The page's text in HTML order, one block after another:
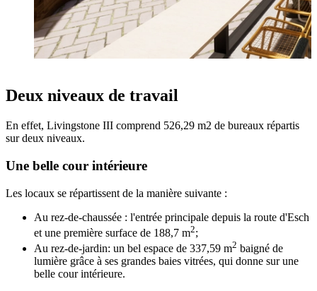
Deux niveaux de travail
En effet, Livingstone III comprend 526,29 m2 de bureaux répartis
sur deux niveaux.
Une belle cour intérieure
Les locaux se répartissent de la manière suivante :
Au rez-de-chaussée : l'entrée principale depuis la route d'Esch
et une première surface de 188,7 m2;
Au rez-de-jardin: un bel espace de 337,59 m2 baigné de
lumière grâce à ses grandes baies vitrées, qui donne sur une
belle cour intérieure.